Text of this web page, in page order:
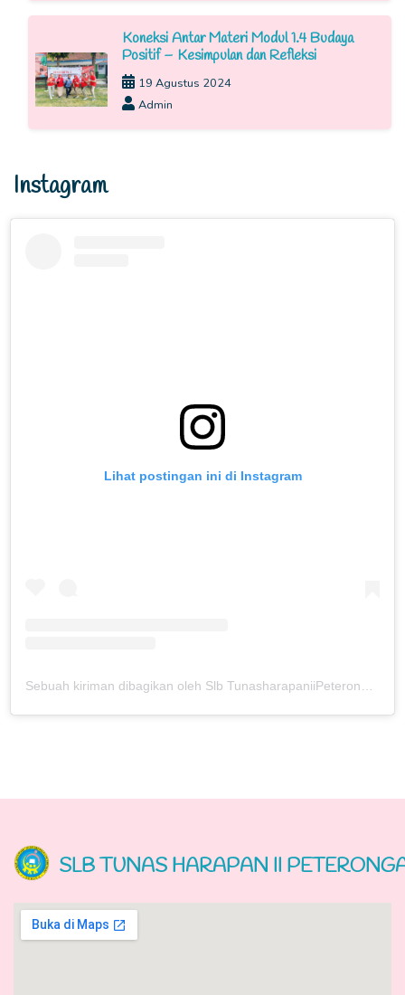
Koneksi Antar Materi Modul 1.4 Budaya
Positif – Kesimpulan dan Refleksi
19 Agustus 2024
Admin
Instagram
Lihat postingan ini di Instagram
SLB TUNAS HARAPAN II